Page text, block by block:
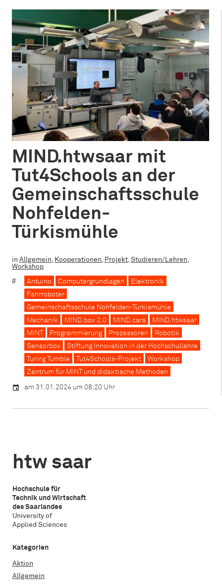
MIND.htwsaar mit
Tut4Schools an der
Gemeinschaftsschule
Nohfelden-
Türkismühle
in Allgemein, Kooperationen, Projekt, Studieren/Lehren,
Workshop
Arduino Computergrundlagen
Elektronik
Fahrroboter
Gemeinschaftsschule Nohfelden-Türkismühle
Mechanik
MIND.box 2.0 MIND.cars
MIND.htwsaar
MINT
Programmierung Prozessoren
Robotik
Sensorbox
Stiftung Innovation in der Hochschullehre
Turing Tumble
Tut4Schools-Projekt
Workshop
Zentrum für MINT und didaktische Methoden
am 31.01.2024 um 08:20 Uhr
htw saar
Hochschule für
Technik und Wirtschaft
des Saarlandes
University of
Applied Sciences
Kategorien
Aktion
Allgemein